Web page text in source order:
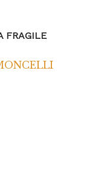
FRAGILE